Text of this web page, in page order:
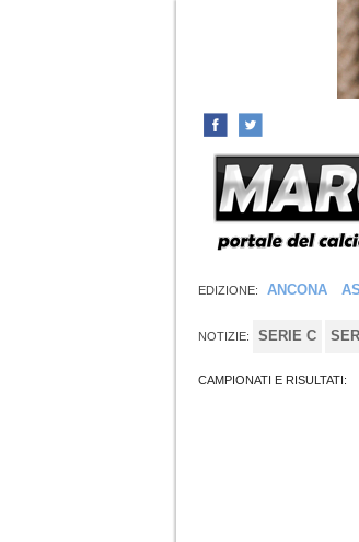
EDIZIONE: ANCONA
NOTIZIE: SERIE C
CAMPIONATI E RISULTATI: